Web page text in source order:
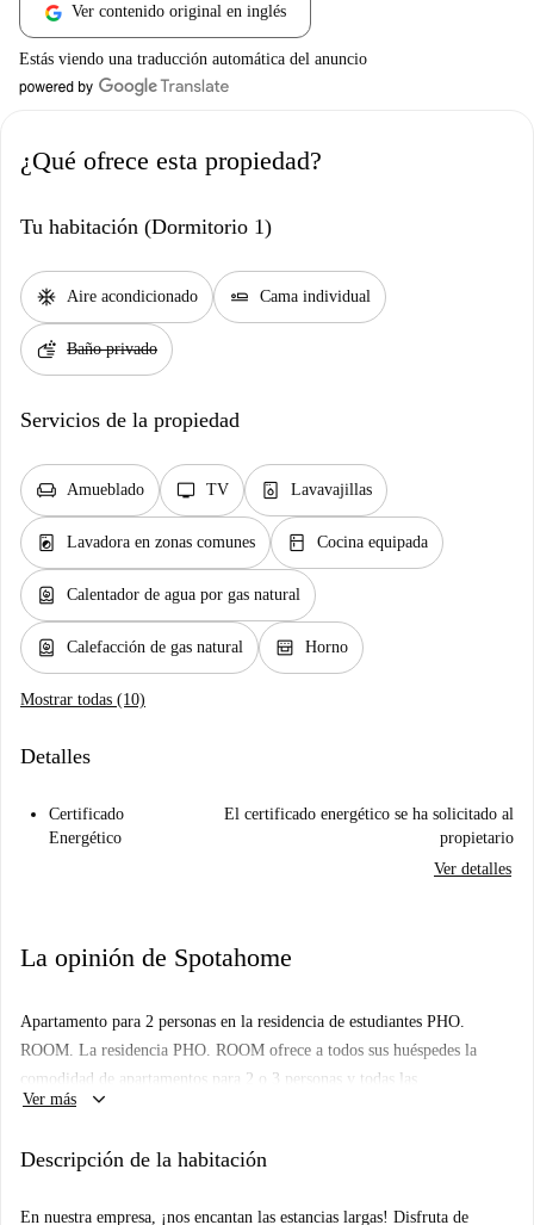
Ver contenido original en inglés
Estás viendo una traducción automática del anuncio
¿Qué ofrece esta propiedad?
Tu habitación (Dormitorio 1)
ac_unit Aire acondicionado airline_seat_flat Cama individual
soap Baño privado
Servicios de la propiedad
chair Amueblado tv TV dishwasher_gen Lavavajillas
local_laundry_service Lavadora en zonas comunes kitchen Cocina equipada
water_heater Calentador de agua por gas natural
water_heater Calefacción de gas natural oven_gen Horno
Mostrar todas (10)
Detalles
Certificado
Energético
El certificado energético se ha solicitado al
propietario
Ver detalles
La opinión de Spotahome
Apartamento para 2 personas en la residencia de estudiantes PHO.
ROOM. La residencia PHO. ROOM ofrece a todos sus huéspedes la
comodidad de apartamentos para 2 o 3 personas y todas las
oportunidades que una residencia exclusivamente para estudiantes puede
total seguridad gracias al filtro Dust Free, que elimina hasta el 99% de
Ver más keyboard_arrow_down
Descripción de la habitación
En nuestra empresa, ¡nos encantan las estancias largas! Disfruta de